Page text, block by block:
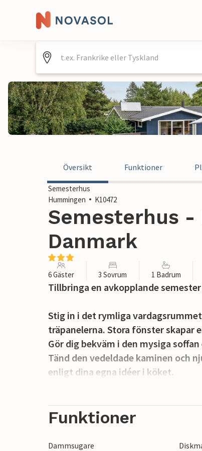
Översikt Funktioner
Semesterhus
Hummingen
K10472
Semesterhus -
Danmark
6 Gäster 3 Sovrum 1 Badrum
Tillbringa en avkopplande
Stig in i det rymliga
träpanelerna. Stora fönster skapar
Gör dig bekväm i den mysiga
Tänd den vedeldade kaminen och
enligt dina egna idéer i köket.
sköna soltimmar. Koppla av här
medan grillen är redo för mysiga
Funktioner
Dammsugare